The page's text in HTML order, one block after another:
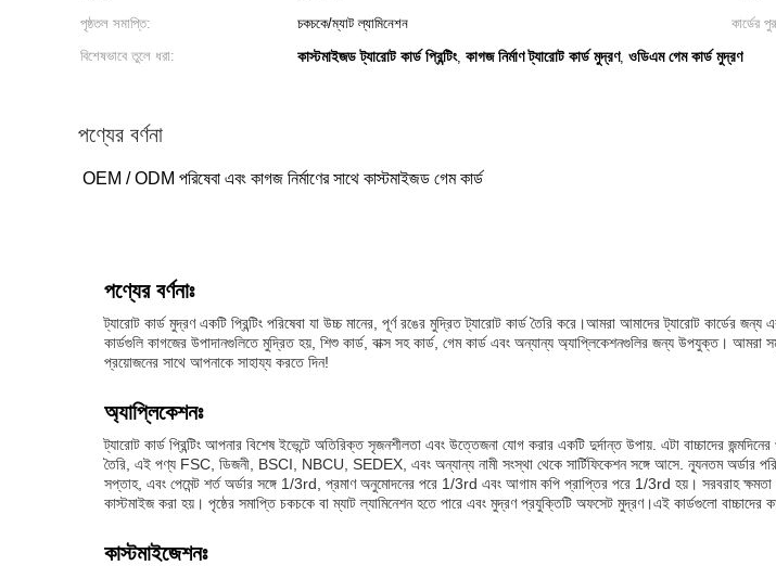
পৃষ্ঠতল সমাপ্তি:
চকচকে/ম্যাট ল্যামিনেশন কার্ডের
বিশেষভাবে তুলে ধরা:
কাস্টমাইজড ট্যারোট কার্ড প্রিন্টিং, কাগজ নির্মাণ ট্যারোট কার্ড মুদ্রণ, ওডিএম গেম কার্ড মুদ্রণ
পণ্যের বর্ণনা
OEM / ODM পরিষেবা এবং কাগজ নির্মাণের সাথে কাস্টমাইজড গেম কার্ড
পণ্যের বর্ণনাঃ
ট্যারোট কার্ড মুদ্রণ একটি প্রিন্টিং পরিষেবা যা উচ্চ মানের, পূর্ণ রঙের মুদ্রিত ট্যারোট কার্ড তৈরি করে।আমরা আমাদের ট্যারোট কার্ডের
কার্ডগুলি কাগজের উপাদানগুলিতে মুদ্রিত হয়, শিশু কার্ড, বাক্স সহ কার্ড, গেম কার্ড এবং অন্যান্য অ্যাপ্লিকেশনগুলির জন্য উপযুক্ত। আমরা
প্রয়োজনের সাথে আপনাকে সাহায্য করতে দিন!
অ্যাপ্লিকেশনঃ
ট্যারোট কার্ড প্রিন্টিং আপনার বিশেষ ইভেন্টে অতিরিক্ত সৃজনশীলতা এবং উত্তেজনা যোগ করার একটি দুর্দান্ত উপায়. এটা বাচ্চাদের
তৈরি, এই পণ্য FSC, ডিজনী, BSCI, NBCU, SEDEX, এবং অন্যান্য নামী সংস্থা থেকে সার্টিফিকেশন সঙ্গে আসে. ন্যূনতম অর্ডার
সপ্তাহ, এবং পেমেন্ট শর্ত অর্ডার সঙ্গে 1/3rd, প্রমাণ অনুমোদনের পরে 1/3rd এবং আগাম কপি প্রাপ্তির পরে 1/3rd হয়। সরবরাহ ক্ষমতা
কাস্টমাইজ করা হয়। পৃষ্ঠের সমাপ্তি চকচকে বা ম্যাট ল্যামিনেশন হতে পারে এবং মুদ্রণ প্রযুক্তিটি অফসেট মুদ্রণ।এই কার্ডগুলো বাচ্চাদের
কাস্টমাইজেশনঃ